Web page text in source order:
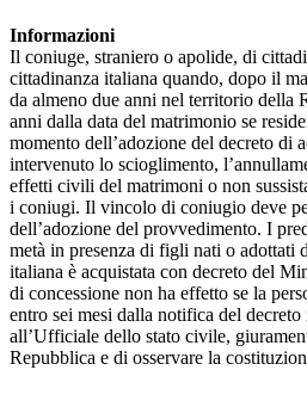
Informazioni
Il coniuge, straniero o apolide, di
cittadinanza italiana quando, dopo il
da almeno due anni nel territorio della
anni dalla data del matrimonio se
momento dell’adozione del decreto di
intervenuto lo scioglimento,
effetti civili del matrimoni o non
i coniugi. Il vincolo di coniugio deve
dell’adozione del provvedimento. I
metà in presenza di figli nati o adottati
italiana è acquistata con decreto del
di concessione non ha effetto se la
entro sei mesi dalla notifica del decreto
all’Ufficiale dello stato civile,
Repubblica e di osservare la